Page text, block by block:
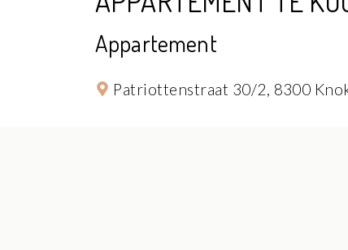
Appartement
Patriottenstraat 30/2, 8300